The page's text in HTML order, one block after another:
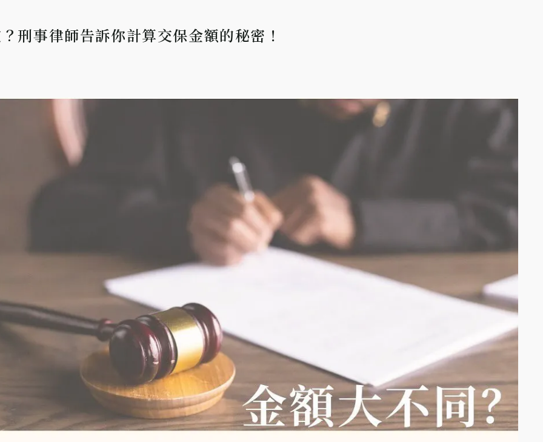
刑事律師告訴你計算交保金額的秘密！